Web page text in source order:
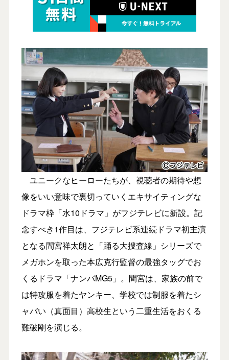
ユニークなヒーローたちが、視聴者の期待や想
像をいい意味で裏切っていくエキサイティングな
ドラマ枠「水10ドラマ」がフジテレビに新設。記
念すべき1作目は、フジテレビ系連続ドラマ初主演
となる間宮祥太朗と「踊る大捜査線」シリーズで
メガホンを取った本広克行監督の最強タッグでお
くるドラマ「ナンバMG5」。間宮は、家族の前で
は特攻服を着たヤンキー、学校では制服を着たシ
ャバい（真面目）高校生という二重生活をおくる
難破剛を演じる。